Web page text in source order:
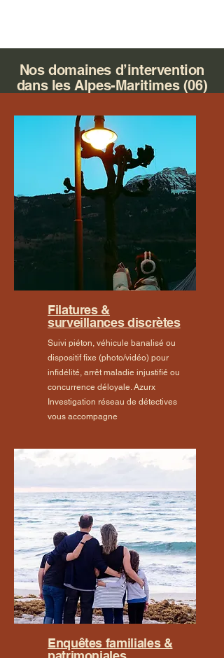
Nos domaines d’intervention
dans les Alpes-Maritimes (06)
Filatures &
surveillances discrètes
Suivi piéton, véhicule banalisé ou
dispositif fixe (photo/vidéo) pour
infidélité, arrêt maladie injustifié ou
concurrence déloyale. Azurx
Investigation réseau de détectives
vous accompagne
Enquêtes familiales &